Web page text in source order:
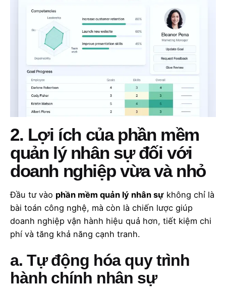
2. Lợi ích của phần mềm
quản lý nhân sự đối với
doanh nghiệp vừa và nhỏ
Đầu tư vào phần mềm quản lý nhân sự không chỉ là
bài toán công nghệ, mà còn là chiến lược giúp
doanh nghiệp vận hành hiệu quả hơn, tiết kiệm chi
phí và tăng khả năng cạnh tranh.
a. Tự động hóa quy trình
hành chính nhân sự